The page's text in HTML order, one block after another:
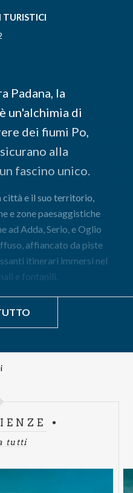
Padana, la
un'alchimia di
dei fiumi Po,
alla
fascino unico.
città e il suo territorio,
e zone paesaggistiche
ad Adda, Serio, e Oglio
affiancato da piste
itinerari immersi nel
e fontanili.
tutti